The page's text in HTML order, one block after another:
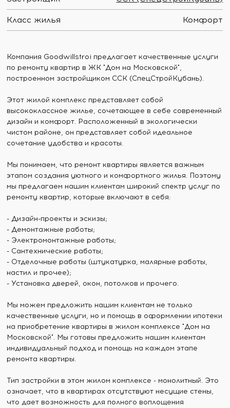
Класс жилья Комфорт
Компания Goodwillstroi предлагает качественные услуги
по ремонту квартир в ЖК "Дом на Московской",
построенном застройщиком ССК (СпецСтройКубань).
Этот жилой комплекс представляет собой
высококлассное жилье, сочетающее в себе современный
дизайн и комфорт. Расположенный в экологически
чистом районе, он представляет собой идеальное
сочетание удобства и красоты.
Мы понимаем, что ремонт квартиры является важным
этапом создания уютного и комфортного жилья. Поэтому
мы предлагаем нашим клиентам широкий спектр услуг по
ремонту квартир, которые включают в себя:
- Дизайн-проекты и эскизы;
- Демонтажные работы;
- Электромонтажные работы;
- Сантехнические работы;
- Отделочные работы (штукатурка, малярные работы,
настил и прочее);
- Установка дверей, окон, потолков и прочего.
Мы можем предложить нашим клиентам не только
качественные услуги, но и помощь в оформлении ипотеки
на приобретение квартиры в жилом комплексе "Дом на
Московской". Мы готовы предложить нашим клиентам
индивидуальный подход и помощь на каждом этапе
ремонта квартиры.
Тип застройки в этом жилом комплексе - монолитный. Это
означает, что в квартирах отсутствуют несущие стены,
что дает возможность для полного воплощения